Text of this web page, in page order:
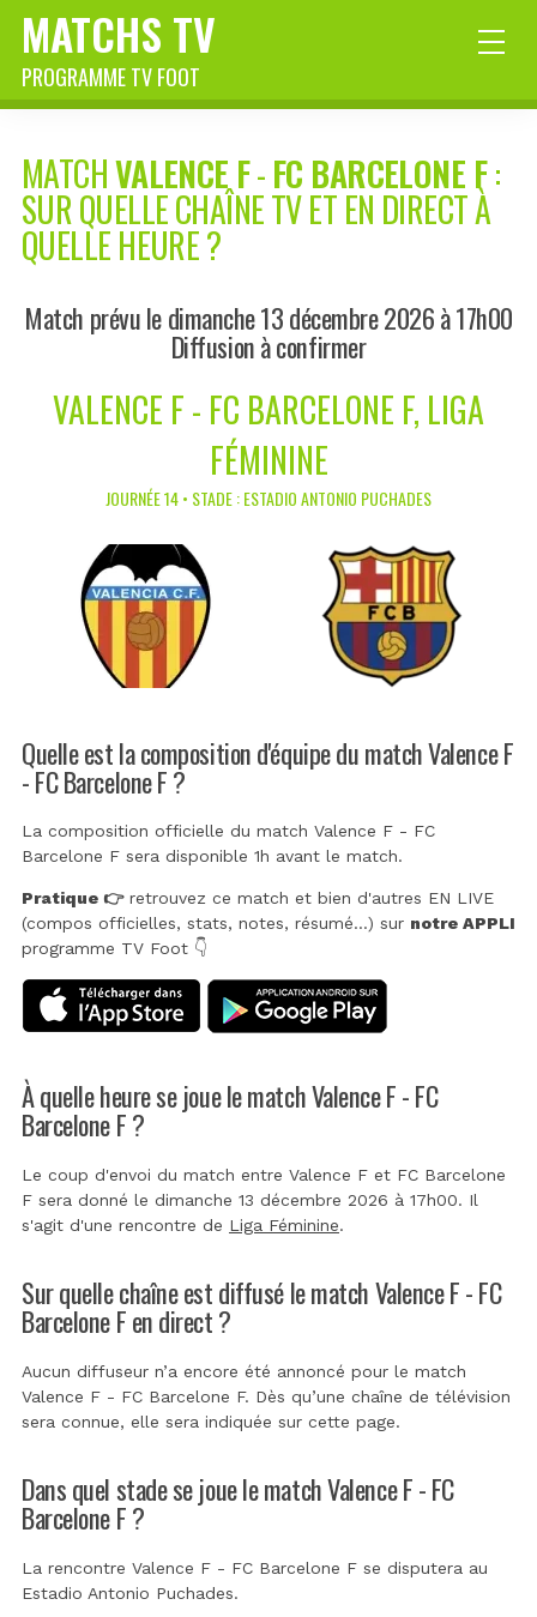
MATCHS TV
PROGRAMME TV FOOT
MATCHVALENCE F-FC BARCELONE F:
SUR QUELLE CHAÎNE TV ET EN DIRECT À
QUELLE HEURE ?
Match prévu le dimanche 13 décembre 2026 à 17h00
Diffusion à confirmer
VALENCE F - FC BARCELONE F, LIGA
FÉMININE
JOURNÉE 14 • STADE : ESTADIO ANTONIO PUCHADES
Quelle est la composition d'équipe du match Valence F
- FC Barcelone F ?
La composition officielle du match Valence F - FC
Barcelone F sera disponible 1h avant le match.
Pratique 👉retrouvez ce match et bien d'autres EN LIVE
(compos officielles, stats, notes, résumé...) sur notre APPLI
programme TV Foot 👇
À quelle heure se joue le match Valence F - FC
Barcelone F ?
Le coup d'envoi du match entre Valence F et FC Barcelone
F sera donné le dimanche 13 décembre 2026 à 17h00. Il
s'agit d'une rencontre de Liga Féminine.
Sur quelle chaîne est diffusé le match Valence F - FC
Barcelone F en direct ?
Aucun diffuseur n’a encore été annoncé pour le match
Valence F - FC Barcelone F. Dès qu’une chaîne de télévision
sera connue, elle sera indiquée sur cette page.
Dans quel stade se joue le match Valence F - FC
Barcelone F ?
La rencontre Valence F - FC Barcelone F se disputera au
Estadio Antonio Puchades.